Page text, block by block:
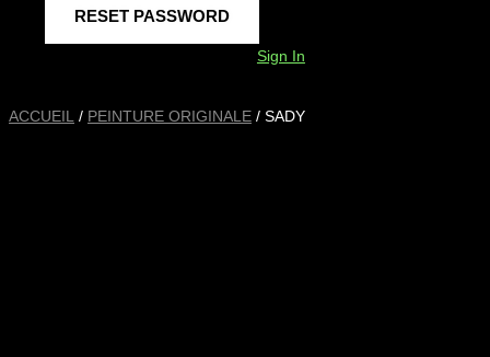
Sign In
ACCUEIL / PEINTURE ORIGINALE / SADY